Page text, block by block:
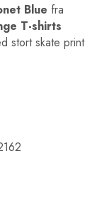
Blue fra
T-shirts
stort skate print